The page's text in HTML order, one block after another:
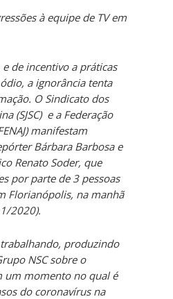
à equipe de TV em
de incentivo a práticas
a ignorância tenta
O Sindicato dos
(SJSC) e a Federação
manifestam
Bárbara Barbosa e
Renato Soder, que
por parte de 3 pessoas
Florianópolis, na manhã
2020).
produzindo
NSC sobre o
um momento no qual é
do coronavírus na